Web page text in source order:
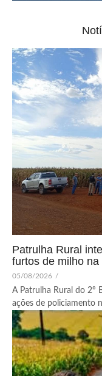
Patrulha Rural
furtos de milho
05/08/2026 /
A Patrulha Rural do 2º
ações de policiamento